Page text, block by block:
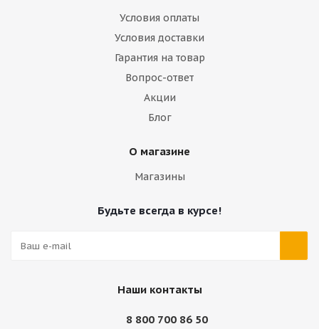
Условия оплаты
Условия доставки
Гарантия на товар
Вопрос-ответ
Акции
Блог
О магазине
Магазины
Будьте всегда в курсе!
Наши контакты
8 800 700 86 50